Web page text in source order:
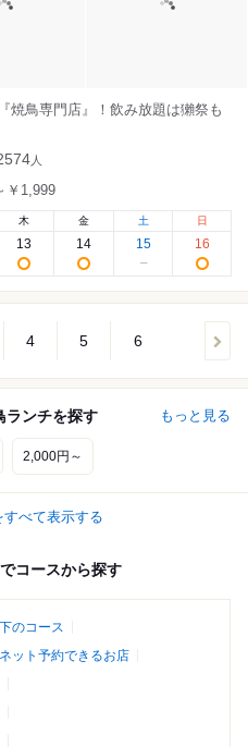
焼鳥専門店』！飲み放題は獺祭も
人
￥1,999
木
13
金
14
土
15
日
16
4 5 6
ランチを探す もっと見る
2,000円～
べて表示する
コースから探す
のコース
ネット予約できるお店